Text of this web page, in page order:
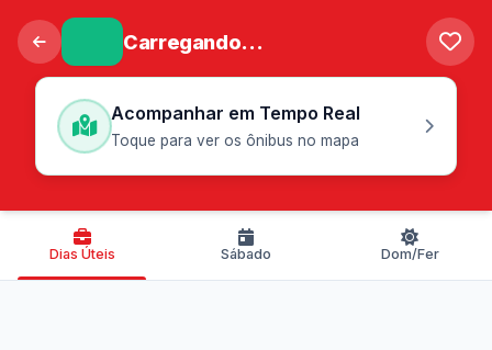
Carregando...
Acompanhar em Tempo Real
Toque para ver os ônibus no mapa
Dias Úteis Sábado Dom/Fer